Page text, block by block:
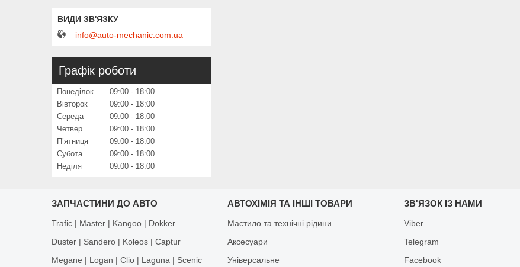
info@auto-mechanic.com.ua
Графік роботи
Понеділок 09:00
18:00
Вівторок
09:00
18:00
Середа
09:00
18:00
Четвер
09:00
18:00
Пʼятниця
09:00
18:00
Субота
09:00
18:00
Неділя
09:00 18:00
ЗАПЧАСТИНИ ДО АВТО
Trafic | Master | Kangoo | Dokker
Duster | Sandero | Koleos | Captur
Megane | Logan | Clio | Laguna | Scenic
АВТОХІМІЯ ТА ІНШІ ТОВАРИ
Мастило та технічні рідини
Аксесуари
Універсальне
ЗВ'ЯЗОК ІЗ НАМИ
Viber
Telegram
Facebook